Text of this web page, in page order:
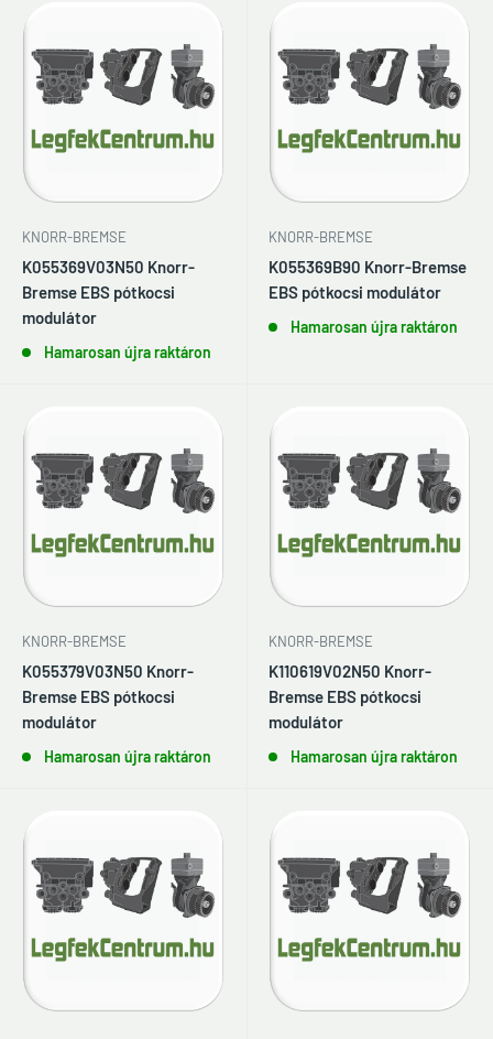
KNORR-BREMSE
K055369V03N50 Knorr-
Bremse EBS pótkocsi
modulátor
Hamarosan újra raktáron
KNORR-BREMSE
K055369B90 Knorr-Bremse
EBS pótkocsi modulátor
Hamarosan újra raktáron
KNORR-BREMSE
K055379V03N50 Knorr-
Bremse EBS pótkocsi
modulátor
Hamarosan újra raktáron
KNORR-BREMSE
K110619V02N50 Knorr-
Bremse EBS pótkocsi
modulátor
Hamarosan újra raktáron